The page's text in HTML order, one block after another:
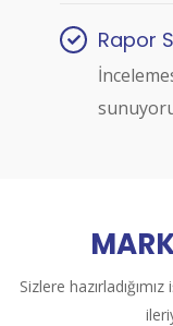
Rapor
Sizlere